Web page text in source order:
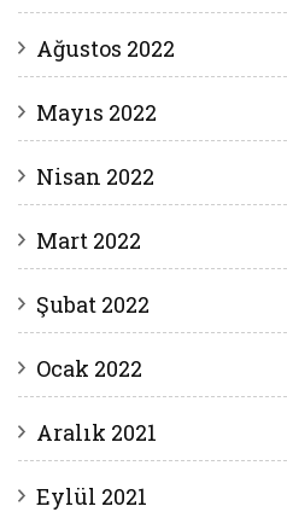
Ağustos 2022
Mayıs 2022
Nisan 2022
Mart 2022
Şubat 2022
Ocak 2022
Aralık 2021
Eylül 2021